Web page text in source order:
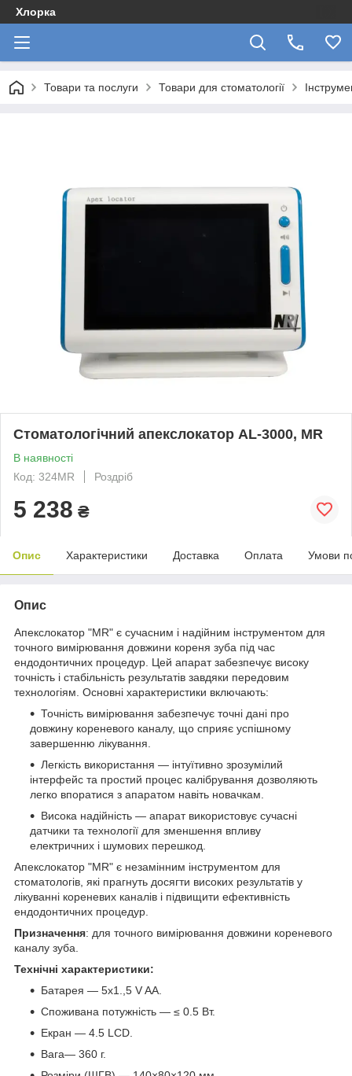
Хлорка
Товари та послуги Товари для стоматології
Стоматологічний апекслокатор AL-3000, MR
В наявності
Код: 324MR
Роздріб
5 238 ₴
Опис Характеристики Доставка Оплата Умови
Опис
Апекслокатор "MR" є сучасним і надійним інструментом для
точного вимірювання довжини кореня зуба під час
ендодонтичних процедур. Цей апарат забезпечує високу
точність і стабільність результатів завдяки передовим
технологіям. Основні характеристики включають:
Точність вимірювання забезпечує точні дані про
довжину кореневого каналу, що сприяє успішному
завершенню лікування.
Легкість використання — інтуїтивно зрозумілий
інтерфейс та простий процес калібрування дозволяють
легко впоратися з апаратом навіть новачкам.
Висока надійність — апарат використовує сучасні
датчики та технології для зменшення впливу
електричних і шумових перешкод.
Апекслокатор "MR" є незамінним інструментом для
стоматологів, які прагнуть досягти високих результатів у
лікуванні кореневих каналів і підвищити ефективність
ендодонтичних процедур.
Призначення: для точного вимірювання довжини кореневого
каналу зуба.
Технічні характеристики:
Батарея — 5х1.,5 V AA.
Споживана потужність — ≤ 0.5 Вт.
Екран — 4.5 LCD.
Вага— 360 г.